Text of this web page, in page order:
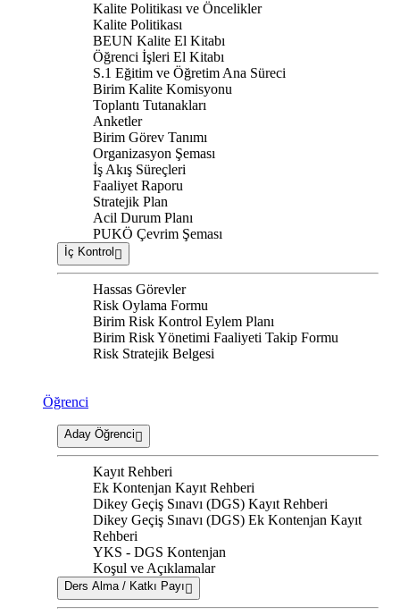
Kalite Politikası ve Öncelikler
Kalite Politikası
BEUN Kalite El Kitabı
Öğrenci İşleri El Kitabı
S.1 Eğitim ve Öğretim Ana Süreci
Birim Kalite Komisyonu
Toplantı Tutanakları
Anketler
Birim Görev Tanımı
Organizasyon Şeması
İş Akış Süreçleri
Faaliyet Raporu
Stratejik Plan
Acil Durum Planı
PUKÖ Çevrim Şeması
İç Kontrol
Hassas Görevler
Risk Oylama Formu
Birim Risk Kontrol Eylem Planı
Birim Risk Yönetimi Faaliyeti Takip Formu
Risk Stratejik Belgesi
Öğrenci
Aday Öğrenci
Kayıt Rehberi
Ek Kontenjan Kayıt Rehberi
Dikey Geçiş Sınavı (DGS) Kayıt Rehberi
Dikey Geçiş Sınavı (DGS) Ek Kontenjan Kayıt
Rehberi
YKS - DGS Kontenjan
Koşul ve Açıklamalar
Ders Alma / Katkı Payı